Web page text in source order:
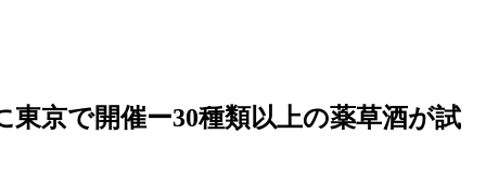
京で開催ー30種類以上の薬草酒が試